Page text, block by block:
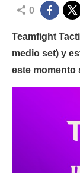
0
Teamfight
medio set) y
este momento